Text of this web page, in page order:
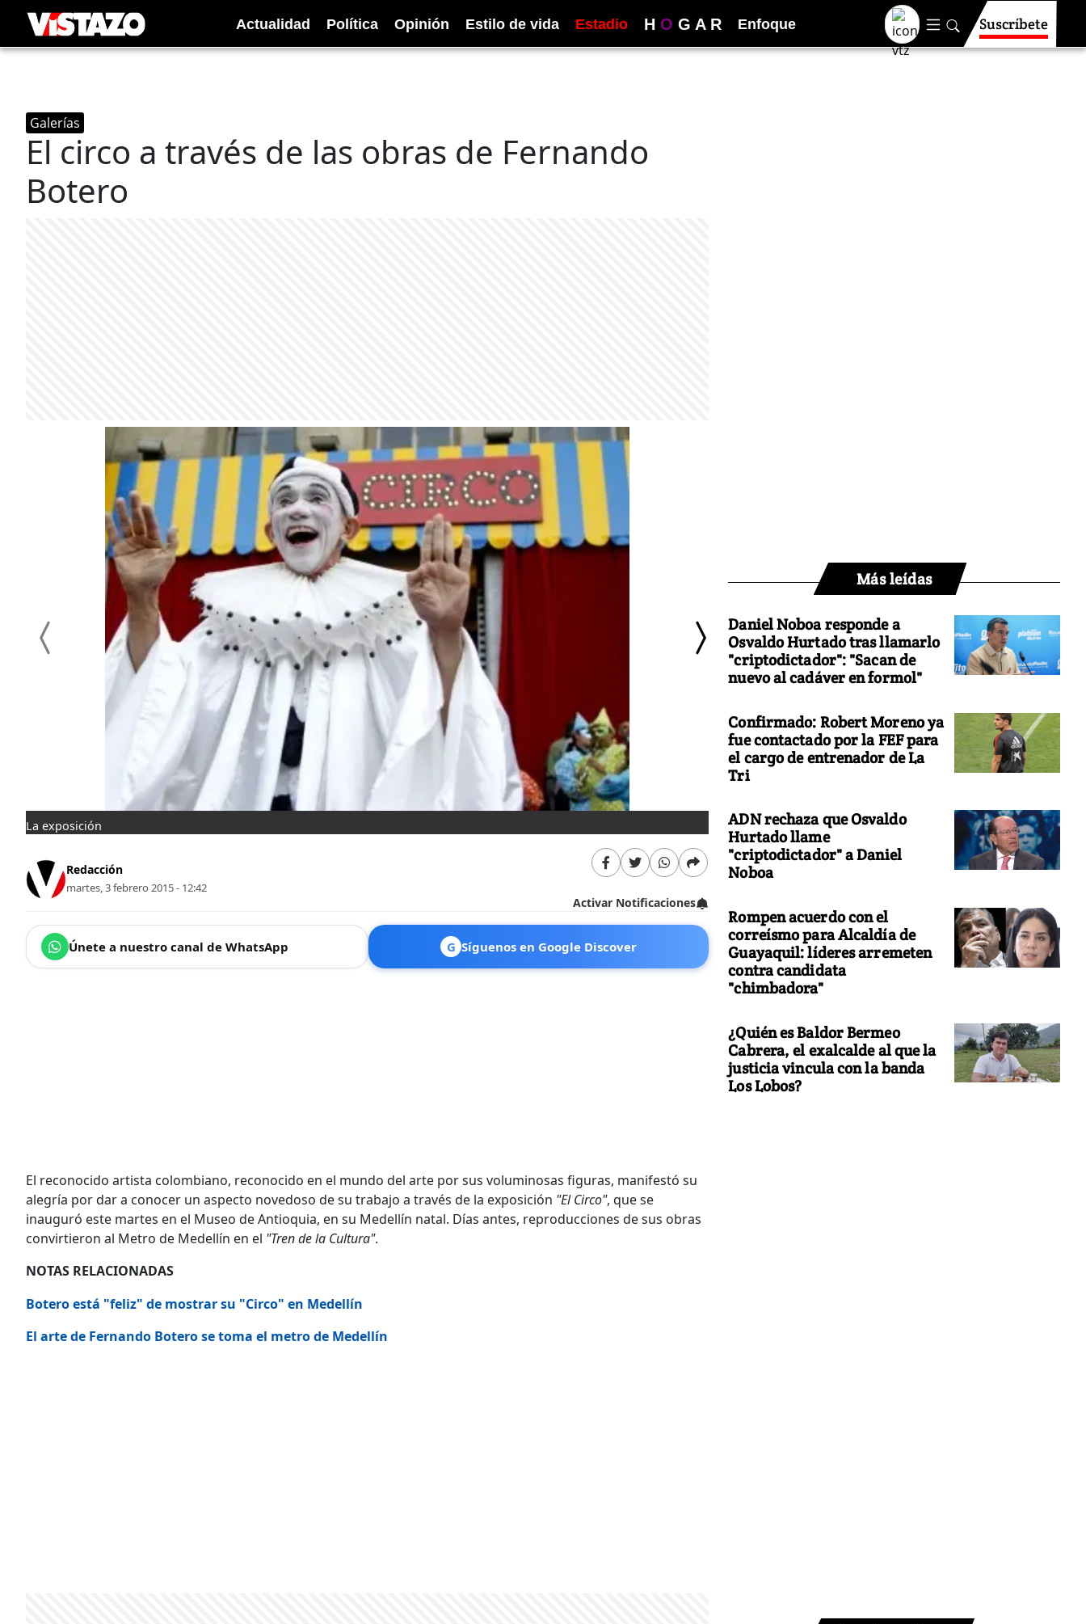
Actualidad Política Opinión Estilo de vida Estadio H O G A R Enfoque Suscríbete
Galerías
El circo a través de las obras de Fernando
Botero
La exposición El circo a través de las obras de Fernando Botero
Redacción
martes, 3 febrero 2015 - 12:42
Activar Notificaciones
Únete a nuestro canal de WhatsApp G Síguenos en Google Discover
El reconocido artista colombiano, reconocido en el mundo del arte por sus voluminosas figuras, manifestó su
alegría por dar a conocer un aspecto novedoso de su trabajo a través de la exposición "El Circo", que se
inauguró este martes en el Museo de Antioquia, en su Medellín natal. Días antes, reproducciones de sus obras
convirtieron al Metro de Medellín en el "Tren de la Cultura".
NOTAS RELACIONADAS
Botero está "feliz" de mostrar su "Circo" en Medellín
El arte de Fernando Botero se toma el metro de Medellín
Más leídas
Daniel Noboa responde a
Osvaldo Hurtado tras llamarlo
"criptodictador": "Sacan de
nuevo al cadáver en formol"
Confirmado: Robert Moreno ya
fue contactado por la FEF para
el cargo de entrenador de La
Tri
ADN rechaza que Osvaldo
Hurtado llame
"criptodictador" a Daniel
Noboa
Rompen acuerdo con el
correísmo para Alcaldía de
Guayaquil: líderes arremeten
contra candidata
"chimbadora"
¿Quién es Baldor Bermeo
Cabrera, el exalcalde al que la
justicia vincula con la banda
Los Lobos?